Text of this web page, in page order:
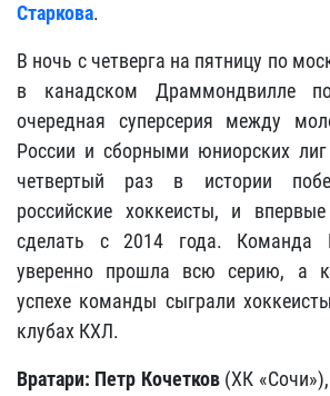
Старкова.
В ночь с четверга на пятницу по
в канадском Драммондвилле
очередная суперсерия между
России и сборными юниорских
четвертый раз в истории
российские хоккеисты, и
сделать с 2014 года. Команда
уверенно прошла всю серию, а
успехе команды сыграли
клубах КХЛ.
Вратари: Петр Кочетков(ХК